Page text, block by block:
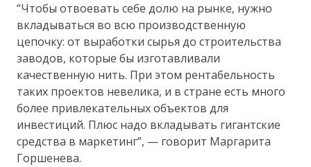
“Чтобы отвоевать себе долю на рынке, нужно
вкладываться во всю производственную
цепочку: от выработки сырья до строительства
заводов, которые бы изготавливали
качественную нить. При этом рентабельность
таких проектов невелика, и в стране есть много
более привлекательных объектов для
инвестиций. Плюс надо вкладывать гигантские
средства в маркетинг”, — говорит Маргарита
Горшенева.